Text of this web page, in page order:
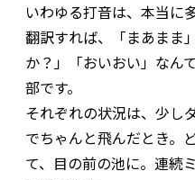
いわゆる打音は、本当に
翻訳すれば、「まあまま
か？」「おいおい」なん
部です。
それぞれの状況は、少し
でちゃんと飛んだとき。
て、目の前の池に。連続